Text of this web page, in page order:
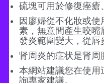
硫塊可用於修復痤瘡
因廖婦從不化妝或
素，無意間產生咬
發炎範圍變大，從唇
肾周炎的症状是肾周
本網站建議您在使用
詢專家建議。